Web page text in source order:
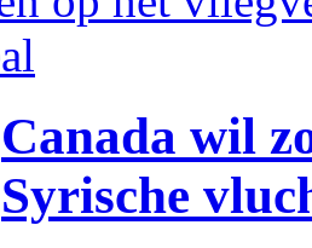
Canada wil
Syrische